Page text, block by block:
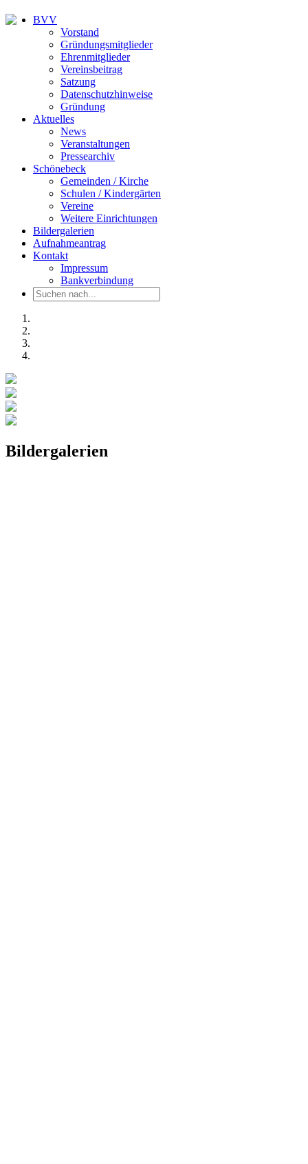
BVV
Vorstand
Gründungsmitglieder
Ehrenmitglieder
Vereinsbeitrag
Satzung
Datenschutzhinweise
Gründung
Aktuelles
News
Veranstaltungen
Pressearchiv
Schönebeck
Gemeinden / Kirche
Schulen / Kindergärten
Vereine
Weitere Einrichtungen
Bildergalerien
Aufnahmeantrag
Kontakt
Impressum
Bankverbindung
Bildergalerien